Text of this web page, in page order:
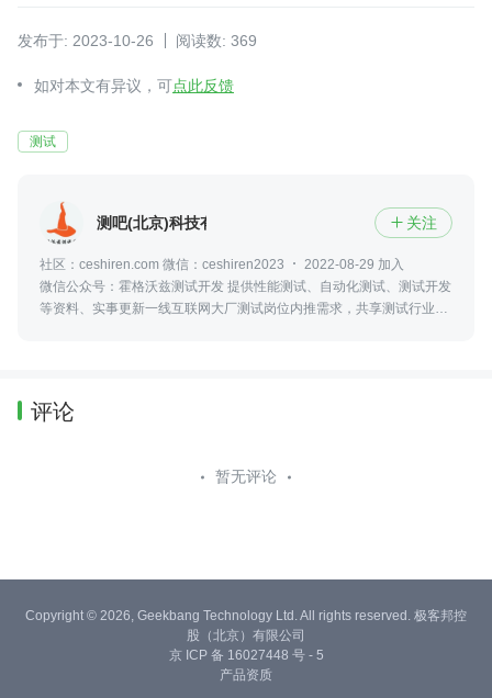
发布于: 2023-10-26 阅读数: 369
如对本文有异议，可点此反馈
测试
测吧(北京)科技有限公司  关注
社区：ceshiren.com 微信：ceshiren2023
2022-08-29 加入
微信公众号：霍格沃兹测试开发 提供性能测试、自动化测试、测试开发
等资料、实事更新一线互联网大厂测试岗位内推需求，共享测试行业动
评论
暂无评论
Copyright © 2026, Geekbang Technology Ltd. All rights reserved. 极客邦控
股（北京）有限公司
京 ICP 备 16027448 号 - 5
产品资质